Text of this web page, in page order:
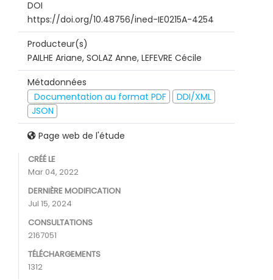
DOI
https://doi.org/10.48756/ined-IE0215A-4254
Producteur(s)
PAILHE Ariane, SOLAZ Anne, LEFEVRE Cécile
Métadonnées
Documentation au format PDF
DDI/XML
JSON
Page web de l'étude
CRÉÉ LE
Mar 04, 2022
DERNIÈRE MODIFICATION
Jul 15, 2024
CONSULTATIONS
2167051
TÉLÉCHARGEMENTS
1312